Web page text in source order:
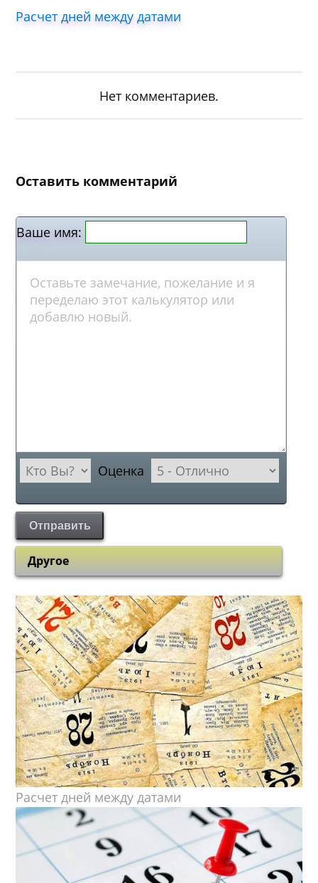
Расчет дней между датами
Нет комментариев.
Оставить комментарий
Ваше имя:
Оценка
Отправить
Другое
Расчет дней между датами